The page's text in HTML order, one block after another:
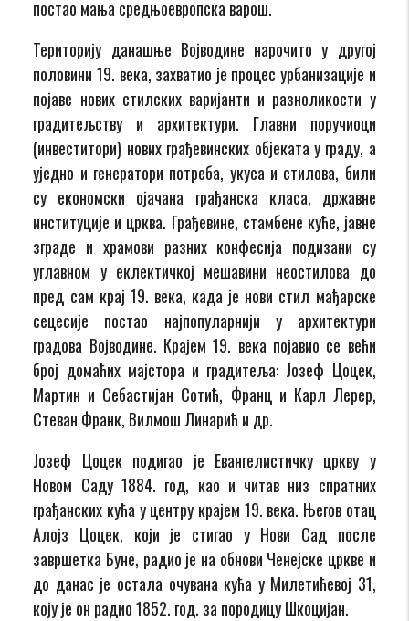
постао мања средњоевропска варош.
Територију данашње Војводине нарочито у другој
половини 19. века, захватио је процес урбанизације и
појаве нових стилских варијанти и разноликости у
градитељству и архитектури. Главни поручиоци
(инвеститори) нових грађевинских објеката у граду, а
уједно и генератори потреба, укуса и стилова, били
су економски ојачана грађанска класа, државне
институције и црква. Грађевине, стамбене куће, јавне
зграде и храмови разних конфесија подизани су
углавном у еклектичкој мешавини неостилова до
пред сам крај 19. века, када је нови стил мађарске
сецесије постао најпопуларнији у архитектури
градова Војводине. Крајем 19. века појавио се већи
број домаћих мајстора и градитеља: Јозеф Цоцек,
Мартин и Себастијан Сотић, Франц и Карл Лерер,
Стеван Франк, Вилмош Линарић и др.
Јозеф Цоцек подигао је Евангелистичку цркву у
Новом Саду 1884. год, као и читав низ спратних
грађанских кућа у центру крајем 19. века. Његов отац
Алојз Цоцек, који је стигао у Нови Сад после
завршетка Буне, радио је на обнови Ченејске цркве и
до данас је остала очувана кућа у Милетићевој 31,
коју је он радио 1852. год. за породицу Шкоцијан.